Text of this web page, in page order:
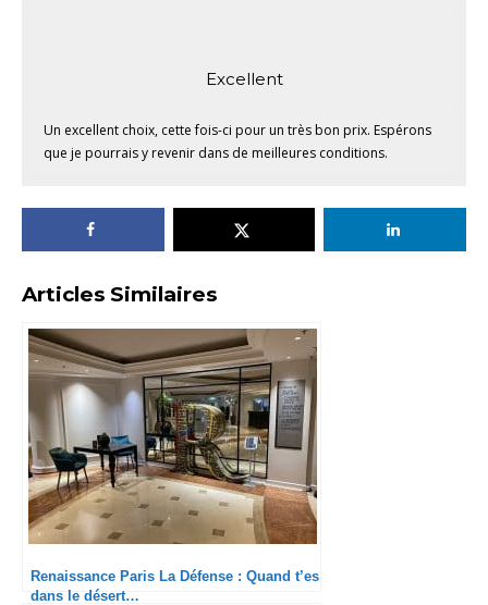
Excellent
Un excellent choix, cette fois-ci pour un très bon prix. Espérons
que je pourrais y revenir dans de meilleures conditions.
Articles Similaires
Renaissance Paris La Défense : Quand t’es
dans le désert…